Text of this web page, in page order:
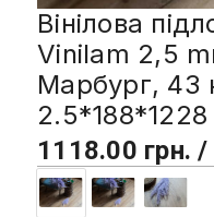
Вінілова
Vinilam 2,5
Марбург, 43
1118.00 грн.